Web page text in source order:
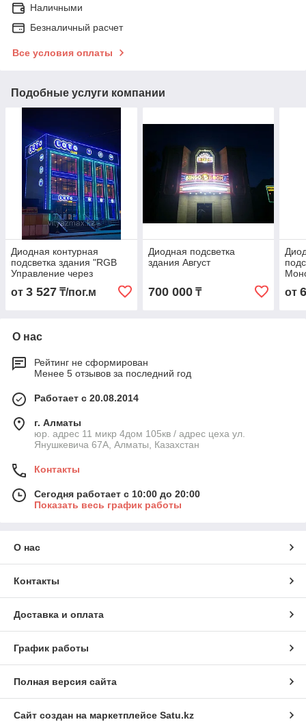
Наличными
Безналичный расчет
Все условия оплаты
Подобные услуги компании
Диодная контурная
подсветка здания "RGB
Управление через
от 3 527 ₸/пог.м
Диодная подсветка
здания Aвгуст
700 000₸ от
О нас
Рейтинг не сформирован
Менее 5 отзывов за последний год
Работает с 20.08.2014
г. Алматы
юр. адрес 11 микр 4дом 105кв / адрес цеха ул.
Янушкевича 67А, Алматы, Казахстан
Контакты
Сегодня работает с 10:00 до 20:00
Показать весь график работы
О нас
Контакты
Доставка и оплата
График работы
Полная версия сайта
Сайт создан на маркетплейсе Satu.kz